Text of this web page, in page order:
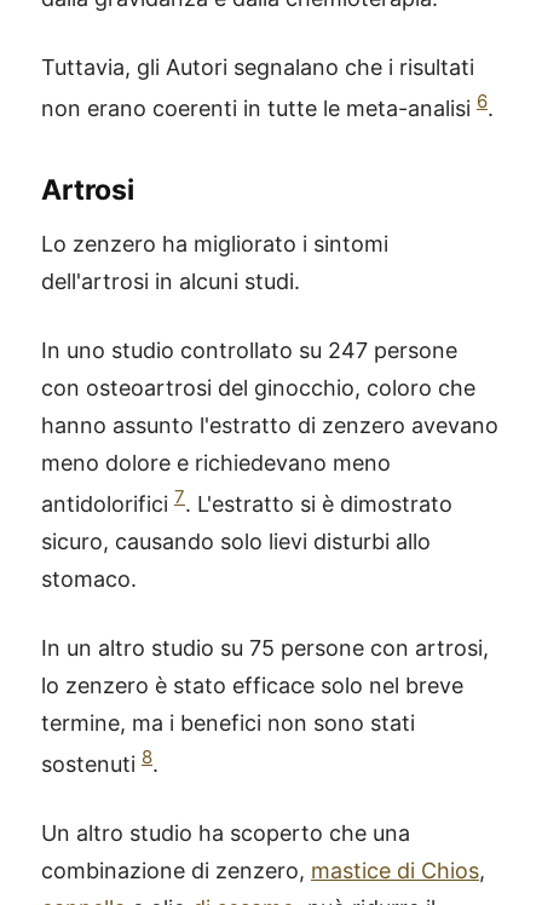
Tuttavia, gli Autori segnalano che i risultati
non erano coerenti in tutte le meta-analisi 6.
Artrosi
Lo zenzero ha migliorato i sintomi
dell'artrosi in alcuni studi.
In uno studio controllato su 247 persone
con osteoartrosi del ginocchio, coloro che
hanno assunto l'estratto di zenzero avevano
meno dolore e richiedevano meno
antidolorifici 7. L'estratto si è dimostrato
sicuro, causando solo lievi disturbi allo
stomaco.
In un altro studio su 75 persone con artrosi,
lo zenzero è stato efficace solo nel breve
termine, ma i benefici non sono stati
sostenuti 8.
Un altro studio ha scoperto che una
combinazione di zenzero, mastice di Chios,